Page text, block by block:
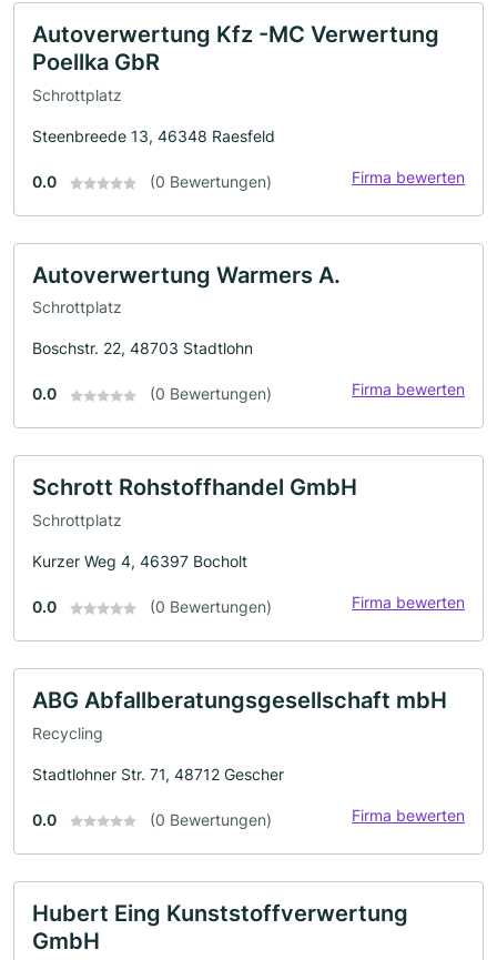
Autoverwertung Kfz -MC Verwertung
Poellka GbR
Schrottplatz
Steenbreede 13, 46348 Raesfeld
0.0 (0 Bewertungen) Firma bewerten
Autoverwertung Warmers A.
Schrottplatz
Boschstr. 22, 48703 Stadtlohn
0.0 (0 Bewertungen) Firma bewerten
Schrott Rohstoffhandel GmbH
Schrottplatz
Kurzer Weg 4, 46397 Bocholt
0.0 (0 Bewertungen) Firma bewerten
ABG Abfallberatungsgesellschaft mbH
Recycling
Stadtlohner Str. 71, 48712 Gescher
0.0 (0 Bewertungen) Firma bewerten
Hubert Eing Kunststoffverwertung
GmbH